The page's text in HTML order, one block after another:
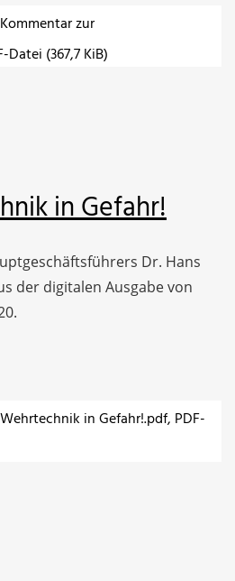
Kommentar zur
Datei (367,7 KiB)
in Gefahr!
Dr. Hans
der digitalen Ausgabe von
Wehrtechnik in Gefahr!.pdf, PDF-